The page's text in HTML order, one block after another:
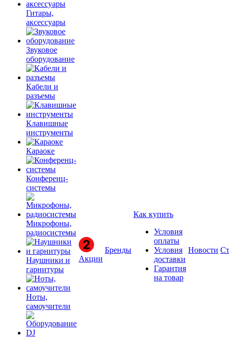
Гитары,
аксессуары
Звуковое
оборудование
Кабели и
разъемы
Клавишные
инструменты
Караоке
Конференц-
системы
Микрофоны,
радиосистемы
Наушники и
гарнитуры
Ноты,
самоучители
Акции
Бренды
Как купить
Условия
оплаты
Условия
доставки
Гарантия
на товар
Новости